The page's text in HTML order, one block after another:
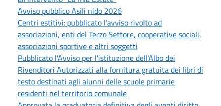
Avviso pubblico Asili nido 2026
Centri estitivi: pubblicato l'avviso rivolto ad
associazioni, enti del Terzo Settore, cooperative sociali,
associazioni sportive e altri soggetti
Pubblicato l'Avviso per l'istituzione dell'Albo dei
Rivenditori Autorizzati alla fornitura gratuita dei libri di
testo destinati agli alunni delle scuole primarie
residenti nel territorio comunale